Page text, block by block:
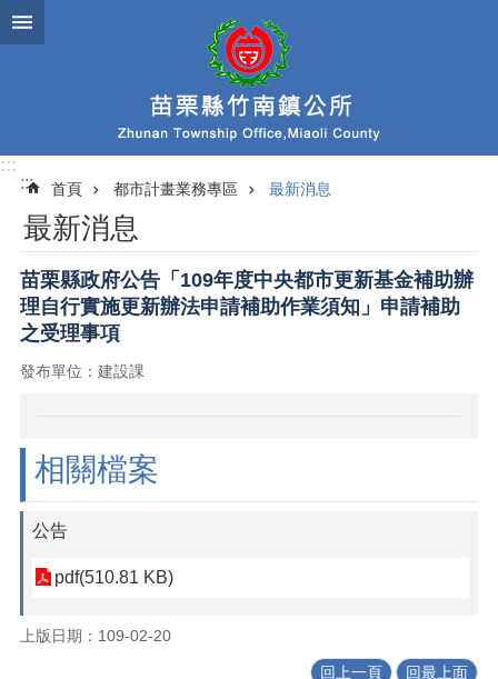
跳到主要內容區塊
:::
:::
首頁 都市計畫業務專區 最新消息
最新消息
苗栗縣政府公告「109年度中央都市更新基金補助辦
理自行實施更新辦法申請補助作業須知」申請補助
之受理事項
發布單位：建設課
相關檔案
公告
pdf(510.81 KB)
上版日期：109-02-20
回上一頁 回最上面